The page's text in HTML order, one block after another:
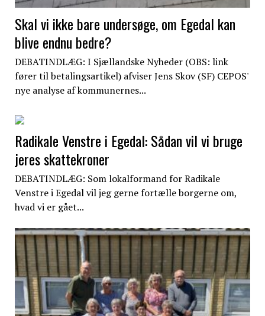
Skal vi ikke bare undersøge, om Egedal kan
blive endnu bedre?
DEBATINDLÆG: I Sjællandske Nyheder (OBS: link
fører til betalingsartikel) afviser Jens Skov (SF) CEPOS'
nye analyse af kommunernes...
Radikale Venstre i Egedal: Sådan vil vi bruge
jeres skattekroner
DEBATINDLÆG: Som lokalformand for Radikale
Venstre i Egedal vil jeg gerne fortælle borgerne om,
hvad vi er gået...